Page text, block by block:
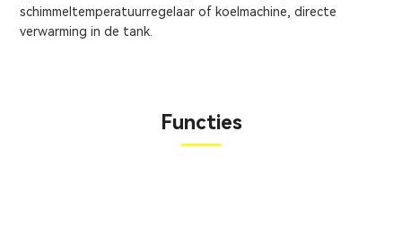
schimmeltemperatuurregelaar of koelmachine, directe
verwarming in de tank.
Functies